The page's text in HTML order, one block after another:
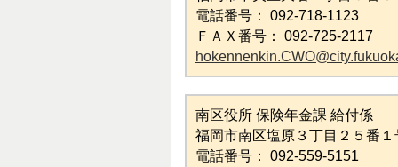
電話番号： 092-718-1123
ＦＡＸ番号： 092-725-2117
南区役所 保険年金課 給付係
福岡市南区塩原３丁目２５番１
電話番号： 092-559-5151